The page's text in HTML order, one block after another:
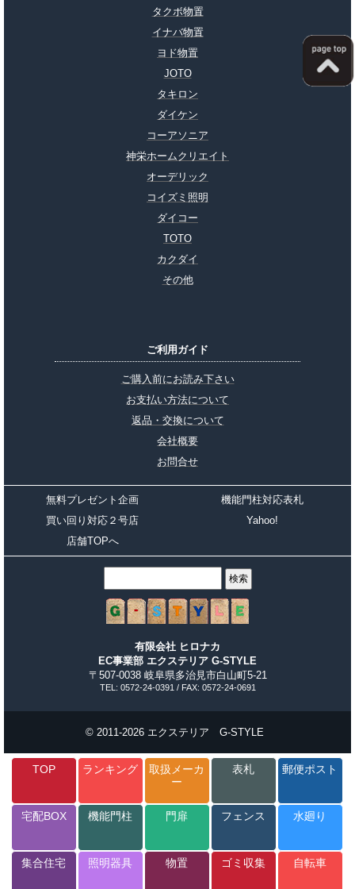
タクボ物置
イナバ物置
ヨド物置
JOTO
タキロン
ダイケン
コーアソニア
神栄ホームクリエイト
オーデリック
コイズミ照明
ダイコー
TOTO
カクダイ
その他
ご利用ガイド
ご購入前にお読み下さい
お支払い方法について
返品・交換について
会社概要
お問合せ
無料プレゼント企画
機能門柱対応表札
買い回り対応２号店
Yahoo!
店舗TOPへ
有限会社 ヒロナカ
EC事業部 エクステリア G-STYLE
〒507-0038 岐阜県多治見市白山町5-21
TEL: 0572-24-0391 / FAX: 0572-24-0691
© 2011-2026 エクステリア G-STYLE
TOP ランキング
取扱メーカ
ー
表札 郵便ポスト
宅配BOX 機能門柱 門扉 フェンス 水廻り
集合住宅 照明器具 物置 ゴミ収集 自転車